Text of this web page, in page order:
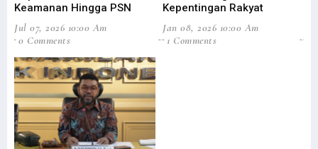
Keamanan Hingga PSN
Jul 07, 2026 10:00 Am
0 Comments
Kepentingan Rakyat
Jan 08, 2026 10:00 Am
1 Comments